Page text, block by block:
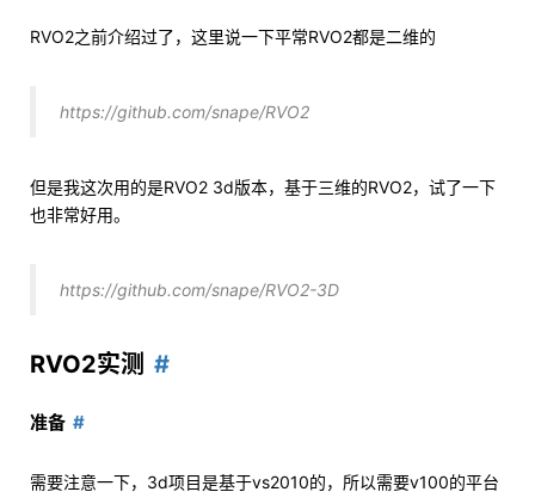
RVO2之前介绍过了，这里说一下平常RVO2都是二维的
https://github.com/snape/RVO2
但是我这次用的是RVO2 3d版本，基于三维的RVO2，试了一下
也非常好用。
https://github.com/snape/RVO2-3D
RVO2实测
准备
需要注意一下，3d项目是基于vs2010的，所以需要v100的平台